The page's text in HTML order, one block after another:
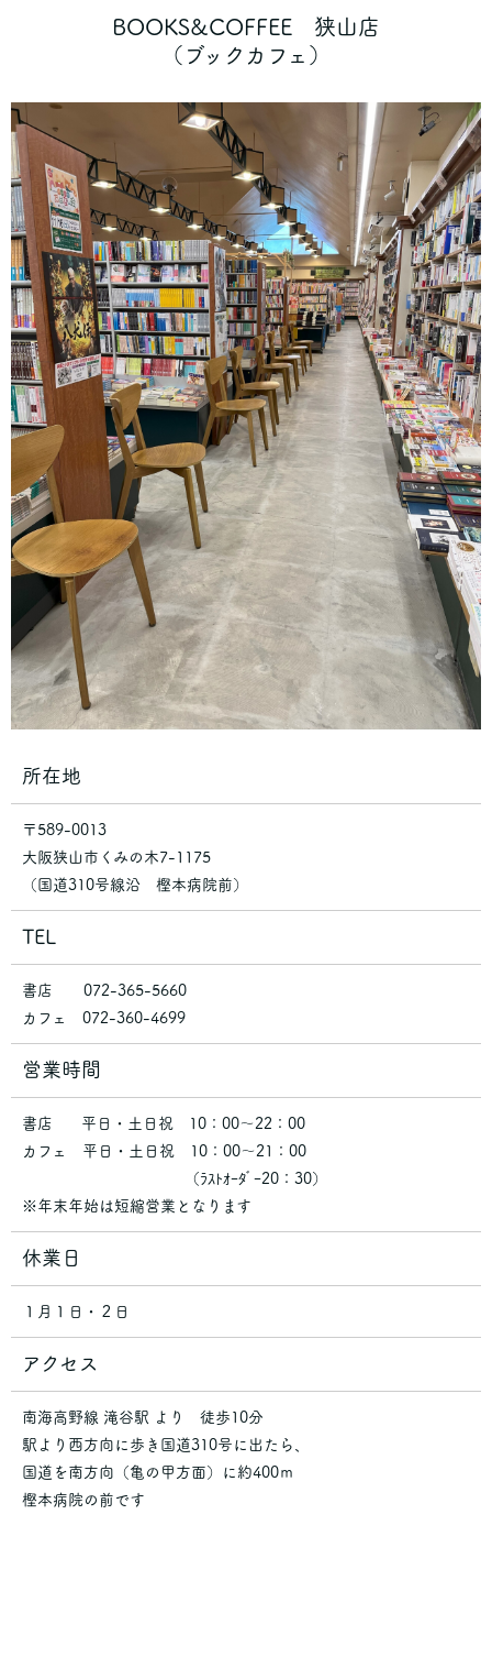
BOOKS&COFFEE 狭山店
（ブックカフェ）
所在地
〒589-0013
大阪狭山市くみの木7-1175
（国道310号線沿 樫本病院前）
TEL
書店 072-365-5660
カフェ 072-360-4699
営業時間
書店 平日・土日祝 10：00～22：00
カフェ 平日・土日祝 10：00～21：00
（ﾗｽﾄｵｰﾀﾞｰ20：30）
※年末年始は短縮営業となります
休業日
１月１日・２日
アクセス
南海高野線 滝谷駅 より 徒歩10分
駅より西方向に歩き国道310号に出たら、
国道を南方向（亀の甲方面）に約400ｍ
樫本病院の前です